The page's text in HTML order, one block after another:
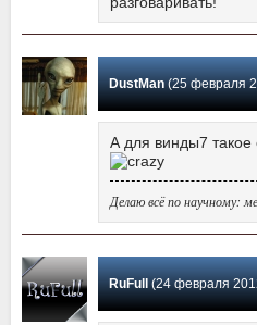
DustMan(25 февраля 2012
А для винды7 такое
Делаю всё по научному:
RuFull (24 февраля 2012